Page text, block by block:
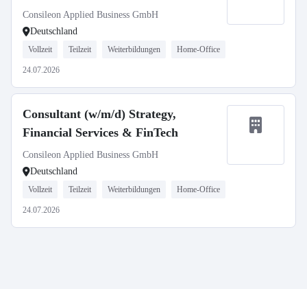
Consileon Applied Business GmbH
Deutschland
Vollzeit Teilzeit Weiterbildungen Home-Office
24.07.2026
Consultant (w/m/d) Strategy,
Financial Services & FinTech
Consileon Applied Business GmbH
Deutschland
Vollzeit Teilzeit Weiterbildungen Home-Office
24.07.2026